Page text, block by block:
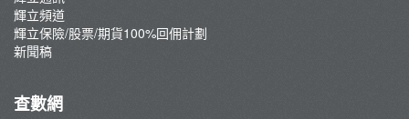
輝立頻道
輝立保險/股票/期貨100%回佣計劃
新聞稿
查數網